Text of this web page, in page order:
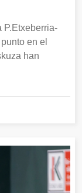
P.Etxeberria-
en el
han